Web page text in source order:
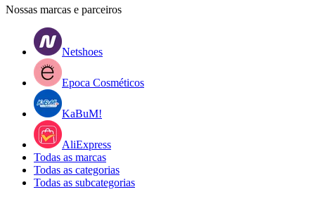
Nossas marcas e parceiros
Netshoes
Epoca Cosméticos
KaBuM!
AliExpress
Todas as marcas
Todas as categorias
Todas as subcategorias